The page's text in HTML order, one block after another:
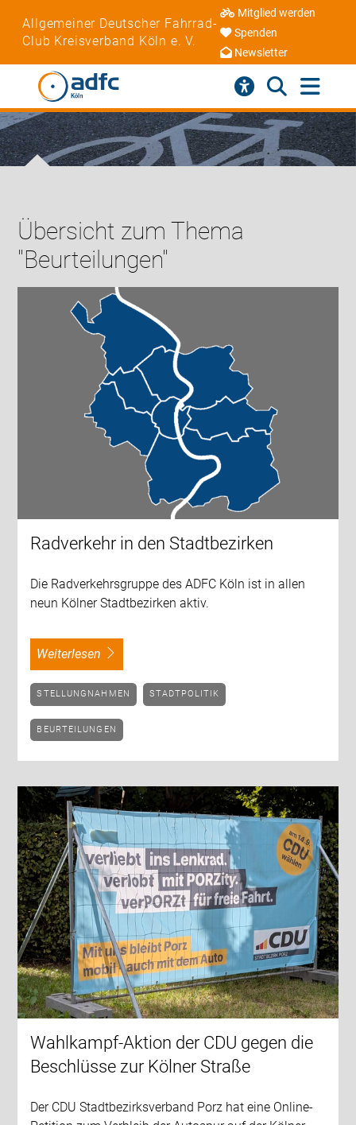
Allgemeiner Deutscher Fahrrad-
Club Kreisverband Köln e. V.
Mitglied werden
Spenden
Newsletter
Übersicht zum Thema
"Beurteilungen"
Radverkehr in den Stadtbezirken
Die Radverkehrsgruppe des ADFC Köln ist in allen
neun Kölner Stadtbezirken aktiv.
weiterlesen
STELLUNGNAHMEN STADTPOLITIK
BEURTEILUNGEN
Wahlkampf-Aktion der CDU gegen die
Beschlüsse zur Kölner Straße
Der CDU Stadtbezirksverband Porz hat eine Online-